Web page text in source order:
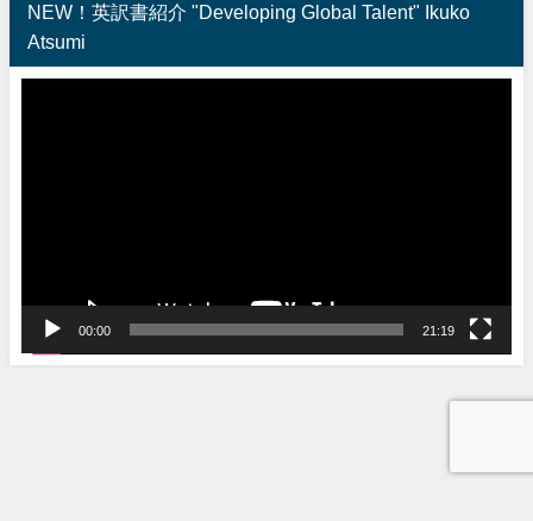
NEW！英訳書紹介 "Developing Global Talent" Ikuko
Atsumi
00:00 21:19